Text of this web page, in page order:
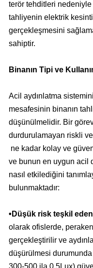
terör tehditleri
tahliyenin elektrik
gerçekleşmesini
sahiptir.
Binanın Tipi ve
Acil aydınlatma
mesafesinin binanın
düşünülmelidir. Bir
durdurulamayan riskli
ne kadar kolay ve
ve bunun en uygun acil
nasıl etkilediğini
bulunmaktadır:
•Düşük risk teşkil
olarak ofislerde,
gerçekleştirilir ve
düşürülmesi